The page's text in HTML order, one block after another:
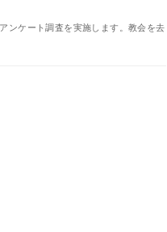
ンケート調査を実施します。教会を去